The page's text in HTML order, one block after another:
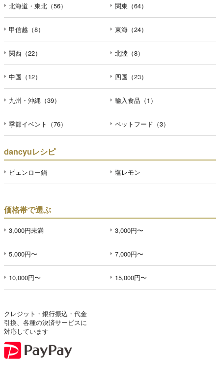
北海道・東北（56） 関東（64）
甲信越（8） 東海（24）
関西（22） 北陸（8）
中国（12） 四国（23）
九州・沖縄（39） 輸入食品（1）
季節イベント（76） ペットフード（3）
dancyuレシピ
ピェンロー鍋 塩レモン
価格帯で選ぶ
3,000円未満 3,000円〜
5,000円〜 7,000円〜
10,000円〜 15,000円〜
クレジット・銀行振込・代金
引換、各種の決済サービスに
対応しています